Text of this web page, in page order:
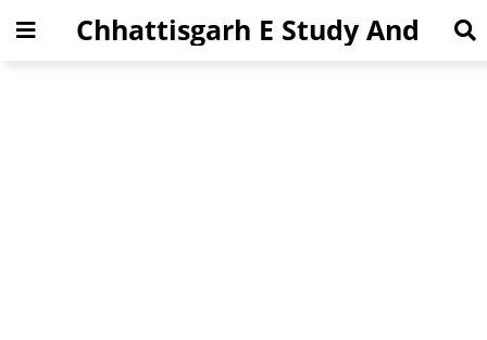
Chhattisgarh E Study And